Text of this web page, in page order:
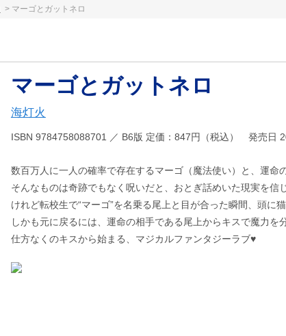
マーゴとガットネロ
マーゴとガットネロ
海灯火
ISBN 9784758088701 ／ B6版 定価：847円（税込） 発売日
数百万人に一人の確率で存在するマーゴ（魔法使い）と、運
そんなものは奇跡でもなく呪いだと、おとぎ話めいた現実を信
けれど転校生で“マーゴ”を名乗る尾上と目が合った瞬間、頭に
しかも元に戻るには、運命の相手である尾上からキスで魔力
仕方なくのキスから始まる、マジカルファンタジーラブ♥